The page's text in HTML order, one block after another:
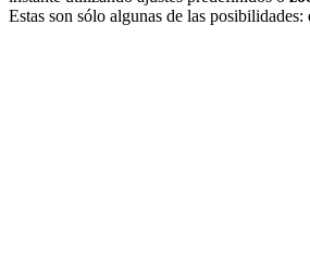
Estas son sólo algunas de las posibilidades: